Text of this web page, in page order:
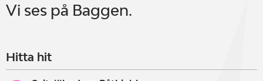
Vi ses på Baggen.
Hitta hit